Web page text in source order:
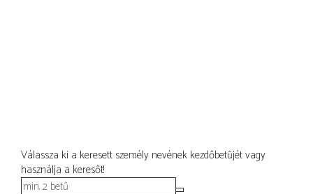
Válassza ki a keresett személy nevének kezdőbetűjét vagy
használja a keresőt!